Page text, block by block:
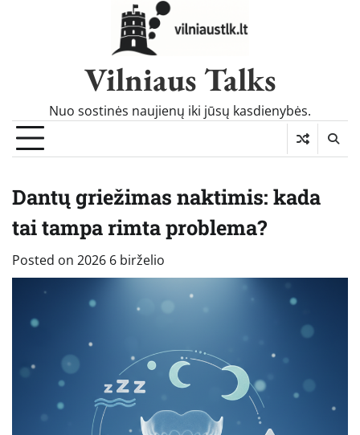
Vilniaus Talks
Nuo sostinės naujienų iki jūsų kasdienybės.
Dantų griežimas naktimis: kada
tai tampa rimta problema?
Posted on 2026 6 birželio